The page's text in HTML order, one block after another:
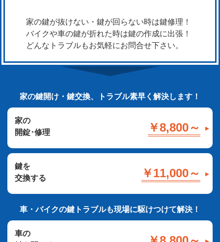
家の鍵が抜けない・鍵が回らない時は鍵修理！
バイクや車の鍵が折れた時は鍵の作成に出張！
どんなトラブルもお気軽にお問合せ下さい。
家の鍵開け・鍵交換、トラブル素早く解決します！
家の
開錠･修理
￥8,800～
鍵を
交換する
￥11,000～
車・バイクの鍵トラブルも現場に駆けつけて解決！
車の